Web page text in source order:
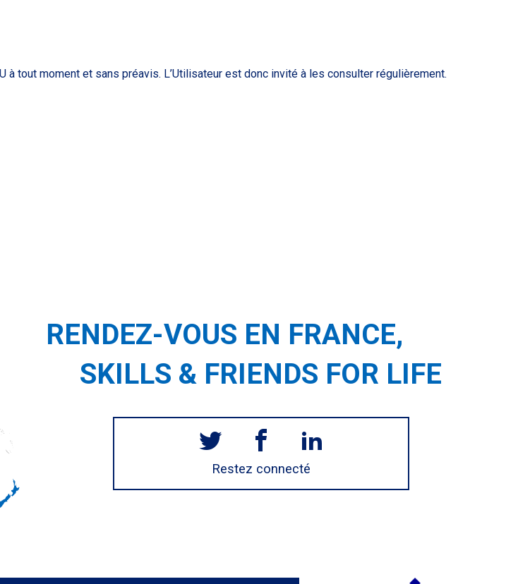
tout moment et sans préavis. L’Utilisateur est donc invité à les consulter régulièrement.
RENDEZ-VOUS EN FRANCE,
SKILLS & FRIENDS FOR LIFE
Restez connecté